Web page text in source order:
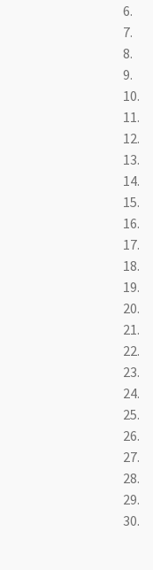
6.
7.
8.
9.
10.
11.
12.
13.
14.
15.
16.
17.
18.
19.
20.
21.
22.
23.
24.
25.
26.
27.
28.
29.
30.